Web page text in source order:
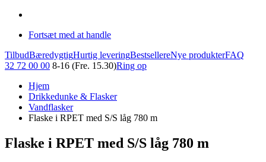
Fortsæt med at handle
TilbudBæredygtigHurtig leveringBestsellereNye produkterFAQ
32 72 00 00 8-16 (Fre. 15.30)Ring op
Hjem
Drikkedunke & Flasker
Vandflasker
Flaske i RPET med S/S låg 780 m
Flaske i RPET med S/S låg 780 m